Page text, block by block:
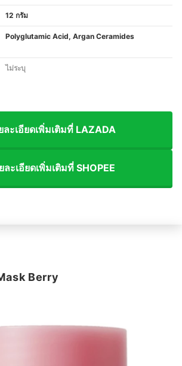
12 กรัม
Polyglutamic Acid, Argan Ceramides
ไม่ระบุ
ละเอียดเพิ่มเติมที่ LAZADA
ละเอียดเพิ่มเติมที่ SHOPEE
Berry